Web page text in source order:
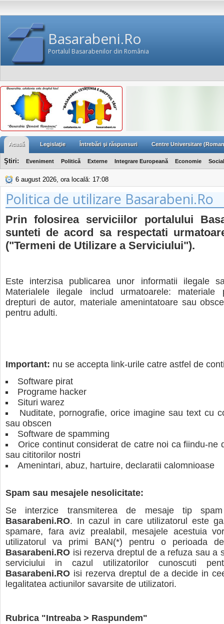
Basarabeni.Ro
Portalul Basarabenilor din România
Acasă Legislaţie Întrebări şi răspunsuri Centre Universitare
Ştiri: Eveniment Politică Externe Integrare Europeană Economie Social
6 august 2026, ora locală: 17:08
Politica de utilizare Basarabeni.Ro
Prin folosirea serviciilor portalului
sunteti de acord sa respectati
("Termeni de Utilizare a Serviciului").
Este interzisa publicarea unor informatii ilegale
Materialele ilegale includ urmatoarele: materiale
drepturi de autor, materiale amenintatoare sau
pentru adulti.
Important: nu se accepta link-urile catre astfel de
Software pirat
Programe hacker
Situri warez
Nuditate, pornografie, orice imagine sau text cu
sau obscen
Software de spamming
Orice continut considerat de catre noi ca fiindu-ne
sau cititorilor nostri
Amenintari, abuz, hartuire, declaratii calomnioase
Spam sau mesajele nesolicitate:
Se interzice transmiterea de mesaje tip
Basarabeni.RO. In cazul in care utilizatorul este
spamare, fara aviz prealabil, mesajele acestuia
utilizatorul va primi BAN(*) pentru o perioada
Basarabeni.RO isi rezerva dreptul de a refuza sau a
serviciului in cazul utilizatorilor cunoscuti
Basarabeni.RO isi rezerva dreptul de a decide in
legalitatea actiunilor savarsite de utilizatori.
Rubrica "Intreaba > Raspundem"